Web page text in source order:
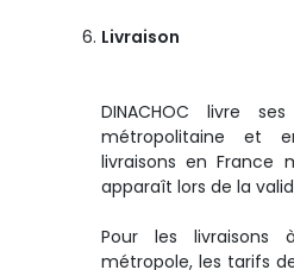
Livraison
DINACHOC livre ses
métropolitaine et
livraisons en France
apparaît lors de la
Pour les livraisons
métropole, les tarifs